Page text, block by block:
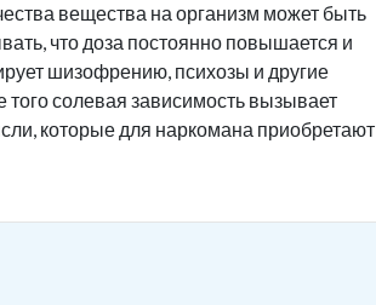
вещества на организм может быть
что доза постоянно повышается и
шизофрению, психозы и другие
солевая зависимость вызывает
которые для наркомана приобретают